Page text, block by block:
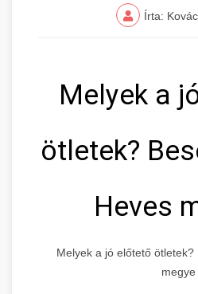
Írta:
Melyek a
ötletek?
Heves
Melyek a jó előtető
megye